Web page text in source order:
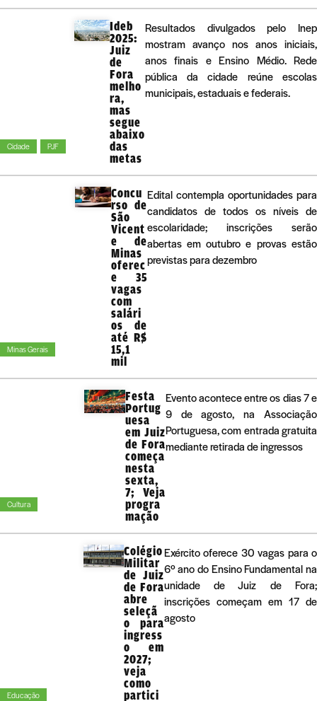
Cidade PJF
Ideb
2025:
Juiz
de
Fora
melho
ra,
mas
segue
abaixo
das
metas
Resultados divulgados pelo Inep
mostram avanço nos anos iniciais,
anos finais e Ensino Médio. Rede
pública da cidade reúne escolas
municipais, estaduais e federais.
Minas Gerais
Concu
rso de
São
Vicent
e de
Minas
oferec
e 35
vagas
com
salári
os de
até R$
15,1
mil
Edital contempla oportunidades para
candidatos de todos os níveis de
escolaridade; inscrições serão
abertas em outubro e provas estão
previstas para dezembro
Cultura
Festa
Portug
uesa
em Juiz
de Fora
começa
nesta
sexta,
7; Veja
progra
mação
Evento acontece entre os dias 7 e
9 de agosto, na Associação
Portuguesa, com entrada gratuita
mediante retirada de ingressos
Educação
Colégio
Militar
de Juiz
de Fora
abre
seleçã
o para
ingress
o em
2027;
veja
como
partici
Exército oferece 30 vagas para o
6º ano do Ensino Fundamental na
unidade de Juiz de Fora;
inscrições começam em 17 de
agosto